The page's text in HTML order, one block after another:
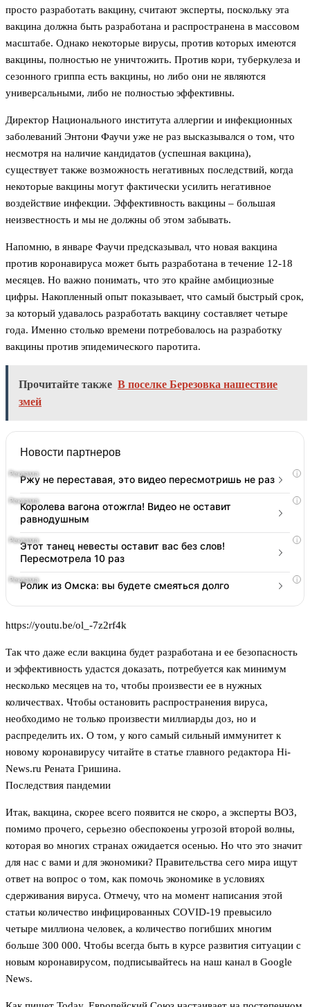
просто разработать вакцину, считают эксперты, поскольку эта
вакцина должна быть разработана и распространена в массовом
масштабе. Однако некоторые вирусы, против которых имеются
вакцины, полностью не уничтожить. Против кори, туберкулеза и
сезонного гриппа есть вакцины, но либо они не являются
универсальными, либо не полностью эффективны.
Директор Национального института аллергии и инфекционных
заболеваний Энтони Фаучи уже не раз высказывался о том, что
несмотря на наличие кандидатов (успешная вакцина),
существует также возможность негативных последствий, когда
некоторые вакцины могут фактически усилить негативное
воздействие инфекции. Эффективность вакцины – большая
неизвестность и мы не должны об этом забывать.
Напомню, в январе Фаучи предсказывал, что новая вакцина
против коронавируса может быть разработана в течение 12-18
месяцев. Но важно понимать, что это крайне амбициозные
цифры. Накопленный опыт показывает, что самый быстрый срок,
за который удавалось разработать вакцину составляет четыре
года. Именно столько времени потребовалось на разработку
вакцины против эпидемического паротита.
Прочитайте также В поселке Березовка нашествие
змей
Новости партнеров
i
Ржу не переставая, это видео пересмотришь не раз
i
Королева вагона отожгла! Видео не оставит
равнодушным
i
Этот танец невесты оставит вас без слов!
Пересмотрела 10 раз
i
Ролик из Омска: вы будете смеяться долго
https://youtu.be/ol_-7z2rf4k
Так что даже если вакцина будет разработана и ее безопасность
и эффективность удастся доказать, потребуется как минимум
несколько месяцев на то, чтобы произвести ее в нужных
количествах. Чтобы остановить распространения вируса,
необходимо не только произвести миллиарды доз, но и
распределить их. О том, у кого самый сильный иммунитет к
новому коронавирусу читайте в статье главного редактора Hi-
News.ru Рената Гришина.
Последствия пандемии
Итак, вакцина, скорее всего появится не скоро, а эксперты ВОЗ,
помимо прочего, серьезно обеспокоены угрозой второй волны,
которая во многих странах ожидается осенью. Но что это значит
для нас с вами и для экономики? Правительства сего мира ищут
ответ на вопрос о том, как помочь экономике в условиях
сдерживания вируса. Отмечу, что на момент написания этой
статьи количество инфицированных COVID-19 превысило
четыре миллиона человек, а количество погибших многим
больше 300 000. Чтобы всегда быть в курсе развития ситуации с
новым коронавирусом, подписывайтесь на наш канал в Google
News.